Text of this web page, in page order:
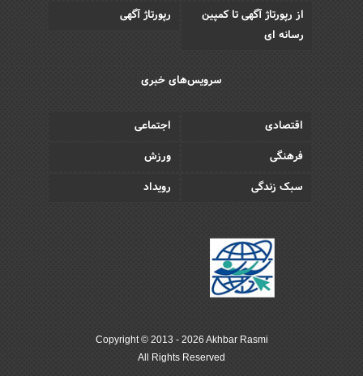
از رپورتاژ آگهی تا کمپین
رسانه ای
رپورتاژ آگهی
سرویس‌های خبری
اقتصادی
اجتماعی
فرهنگی
ورزش
سبک زندگی
رویداد
Copyright © 2013 - 2026 Akhbar Rasmi
All Rights Reserved